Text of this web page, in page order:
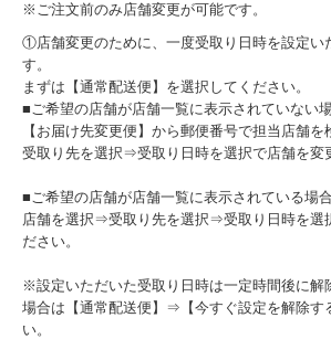
※ご注文前のみ店舗変更が可能です。
①店舗変更のために、一度受取り日時を設定い
す。
まずは【通常配送便】を選択してください。
■ご希望の店舗が店舗一覧に表示されていない
【お届け先変更便】から郵便番号で担当店舗
受取り先を選択⇒受取り日時を選択で店舗を変
■ご希望の店舗が店舗一覧に表示されている場
店舗を選択⇒受取り先を選択⇒受取り日時を選
ださい。
※設定いただいた受取り日時は一定時間後に解
場合は【通常配送便】⇒【今すぐ設定を解除す
い。